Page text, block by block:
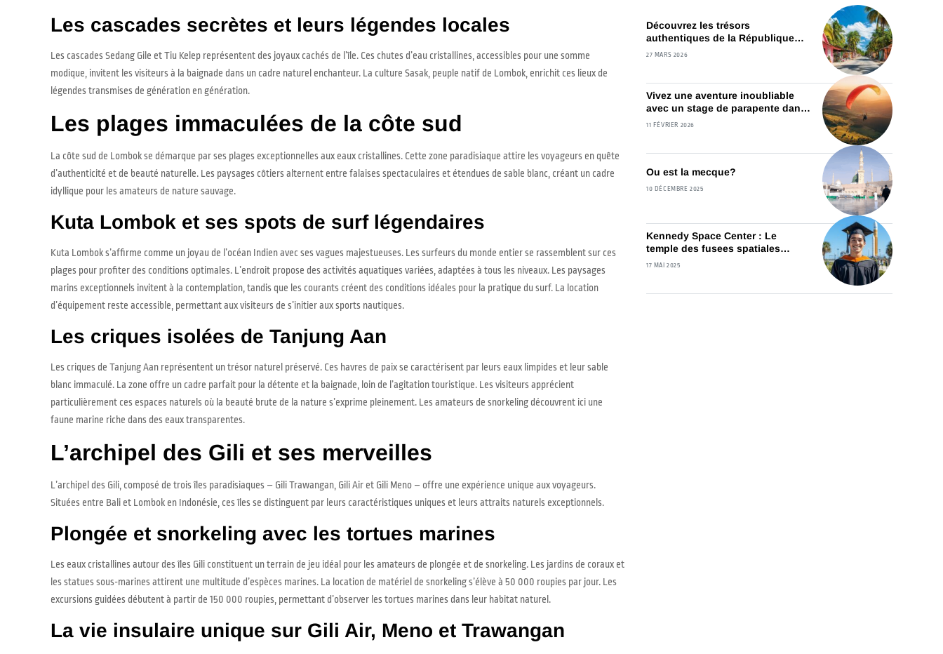
Les cascades secrètes et leurs légendes locales
Les cascades Sedang Gile et Tiu Kelep représentent des joyaux cachés de l’île. Ces chutes d’eau cristallines, accessibles pour une somme
modique, invitent les visiteurs à la baignade dans un cadre naturel enchanteur. La culture Sasak, peuple natif de Lombok, enrichit ces lieux de
légendes transmises de génération en génération.
Les plages immaculées de la côte sud
La côte sud de Lombok se démarque par ses plages exceptionnelles aux eaux cristallines. Cette zone paradisiaque attire les voyageurs en quête
d’authenticité et de beauté naturelle. Les paysages côtiers alternent entre falaises spectaculaires et étendues de sable blanc, créant un cadre
idyllique pour les amateurs de nature sauvage.
Kuta Lombok et ses spots de surf légendaires
Kuta Lombok s’affirme comme un joyau de l’océan Indien avec ses vagues majestueuses. Les surfeurs du monde entier se rassemblent sur ces
plages pour profiter des conditions optimales. L’endroit propose des activités aquatiques variées, adaptées à tous les niveaux. Les paysages
marins exceptionnels invitent à la contemplation, tandis que les courants créent des conditions idéales pour la pratique du surf. La location
d’équipement reste accessible, permettant aux visiteurs de s’initier aux sports nautiques.
Les criques isolées de Tanjung Aan
Les criques de Tanjung Aan représentent un trésor naturel préservé. Ces havres de paix se caractérisent par leurs eaux limpides et leur sable
blanc immaculé. La zone offre un cadre parfait pour la détente et la baignade, loin de l’agitation touristique. Les visiteurs apprécient
particulièrement ces espaces naturels où la beauté brute de la nature s’exprime pleinement. Les amateurs de snorkeling découvrent ici une
faune marine riche dans des eaux transparentes.
L’archipel des Gili et ses merveilles
L’archipel des Gili, composé de trois îles paradisiaques – Gili Trawangan, Gili Air et Gili Meno – offre une expérience unique aux voyageurs.
Situées entre Bali et Lombok en Indonésie, ces îles se distinguent par leurs caractéristiques uniques et leurs attraits naturels exceptionnels.
Plongée et snorkeling avec les tortues marines
Les eaux cristallines autour des îles Gili constituent un terrain de jeu idéal pour les amateurs de plongée et de snorkeling. Les jardins de coraux et
les statues sous-marines attirent une multitude d’espèces marines. La location de matériel de snorkeling s’élève à 50 000 roupies par jour. Les
excursions guidées débutent à partir de 150 000 roupies, permettant d’observer les tortues marines dans leur habitat naturel.
La vie insulaire unique sur Gili Air, Meno et Trawangan
Découvrez les trésors
authentiques de la République
Dominicaine lors d’un voyage sur
27 MARS 2026
Vivez une aventure inoubliable
avec un stage de parapente dans
les Vosges
11 FÉVRIER 2026
Ou est la mecque?
10 DÉCEMBRE 2025
Kennedy Space Center : Le
temple des fusees spatiales
devoile ses coulisses
17 MAI 2025